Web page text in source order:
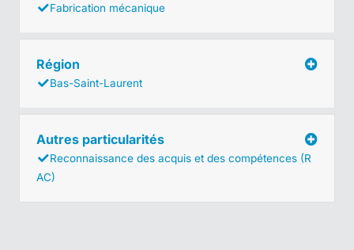
Fabrication mécanique
Région
Bas-Saint-Laurent
Autres particularités
Reconnaissance des acquis et des compétences (R
AC)